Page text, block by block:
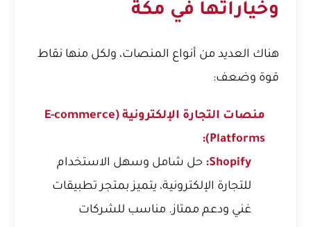
وخياراتها في مكة
هناك العديد من أنواع المنصات، ولكل منها نقاط
قوة وضعف:
منصات التجارة الإلكترونية (E-commerce
Platforms):
Shopify: حل شامل وسهل الاستخدام
للتجارة الإلكترونية، يتميز بمتجر تطبيقات
غني ودعم ممتاز. مناسب للشركات